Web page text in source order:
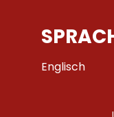
Englisch